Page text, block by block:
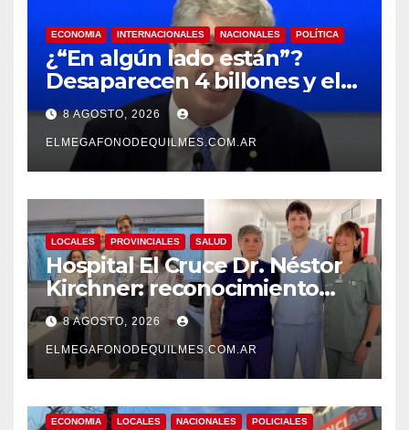
ECONOMIA INTERNACIONALES NACIONALES POLÍTICA
¿“En algún lado están”?
Desaparecen 4 billones y el
presidente del BCRA
responde con una risita
8 AGOSTO, 2026
ELMEGAFONODEQUILMES.COM.AR
LOCALES PROVINCIALES SALUD
Hospital El Cruce Dr. Néstor
Kirchner: reconocimiento
internacional a la calidad de
su atención
8 AGOSTO, 2026
ELMEGAFONODEQUILMES.COM.AR
ECONOMIA LOCALES NACIONALES POLICIALES